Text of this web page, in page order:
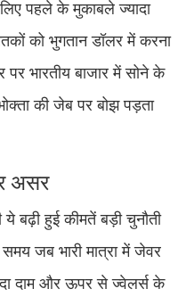
पहले के मुकाबले ज्यादा
को भुगतान डॉलर में करना
पर भारतीय बाजार में सोने के
की जेब पर बोझ पड़ता
असर
ये बढ़ी हुई कीमतें बड़ी चुनौती
जब भारी मात्रा में जेवर
दाम और ऊपर से ज्वेलर्स के